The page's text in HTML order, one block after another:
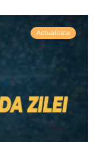
Actualitate